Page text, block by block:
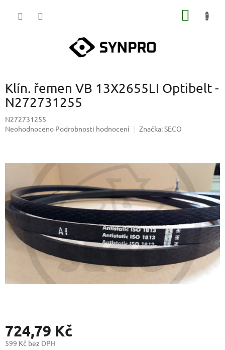
Klín. řemen VB 13X2655LI Optibelt -
N272731255
N272731255
Průměrné
hvězdiček.
Neohodnoceno Podrobnosti hodnocení Značka:SECO
724,79 Kč
599 Kč bez DPH